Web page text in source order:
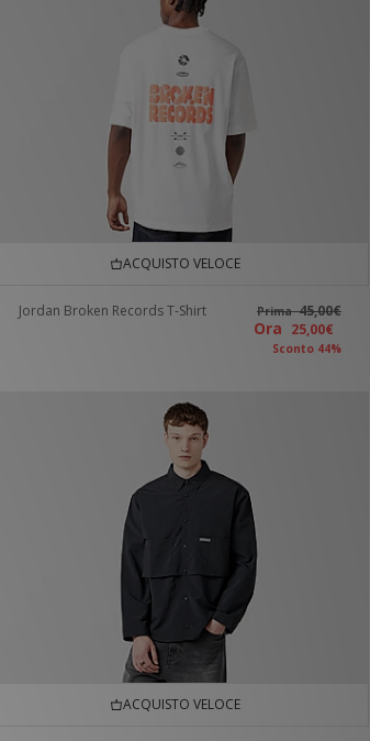
ACQUISTO VELOCE
Jordan Broken Records T-Shirt Prima45,00€
Ora 25,00€
Sconto 44%
ACQUISTO VELOCE